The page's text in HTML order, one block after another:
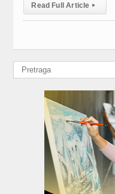
Read Full Article ▸